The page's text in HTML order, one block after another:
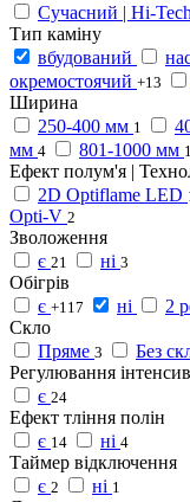
Сучасний | Hi-Tech
Тип каміну
вбудований
окремостоячий +13
Ширина
250-400 мм 1
мм 4 801-1000 мм 1
Ефект полум'я |
2D Optiflame LED
Opti-V 2
Зволоження
є 21 ні 3
Обігрів
є +117 ні 2
Скло
Пряме 3 Без
Регулювання
є 24
Ефект тління полін
є 14 ні 4
Таймер відключення
є 2 ні 1